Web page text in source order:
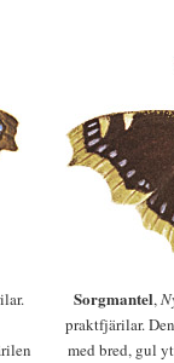
Sorgmantel,
praktfjärilar.
med bred, gul